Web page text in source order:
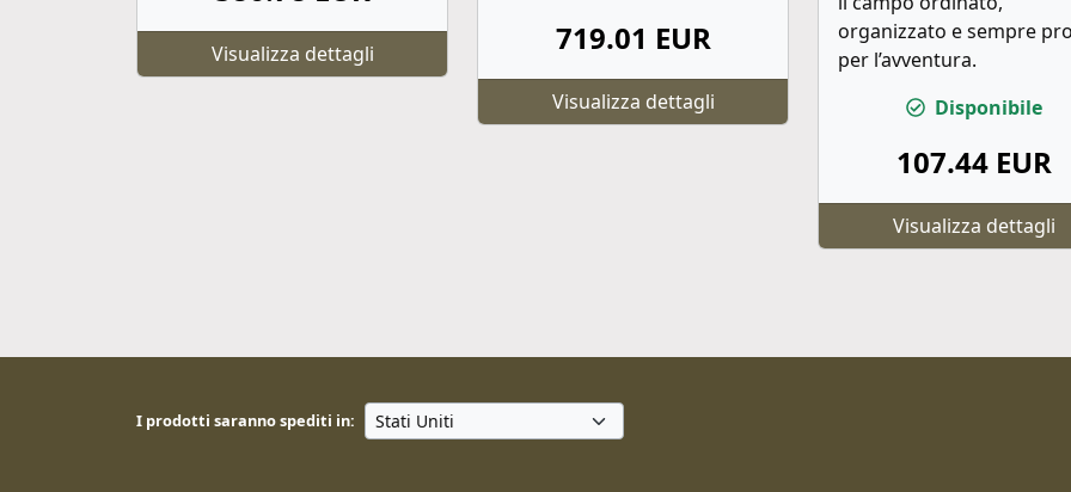
Visualizza dettagli 719.01 EUR
Visualizza dettagli
organizzato e sempre
per l’avventura.
Disponibile
107.44 EUR
Visualizza dettagli
I prodotti saranno spediti in: